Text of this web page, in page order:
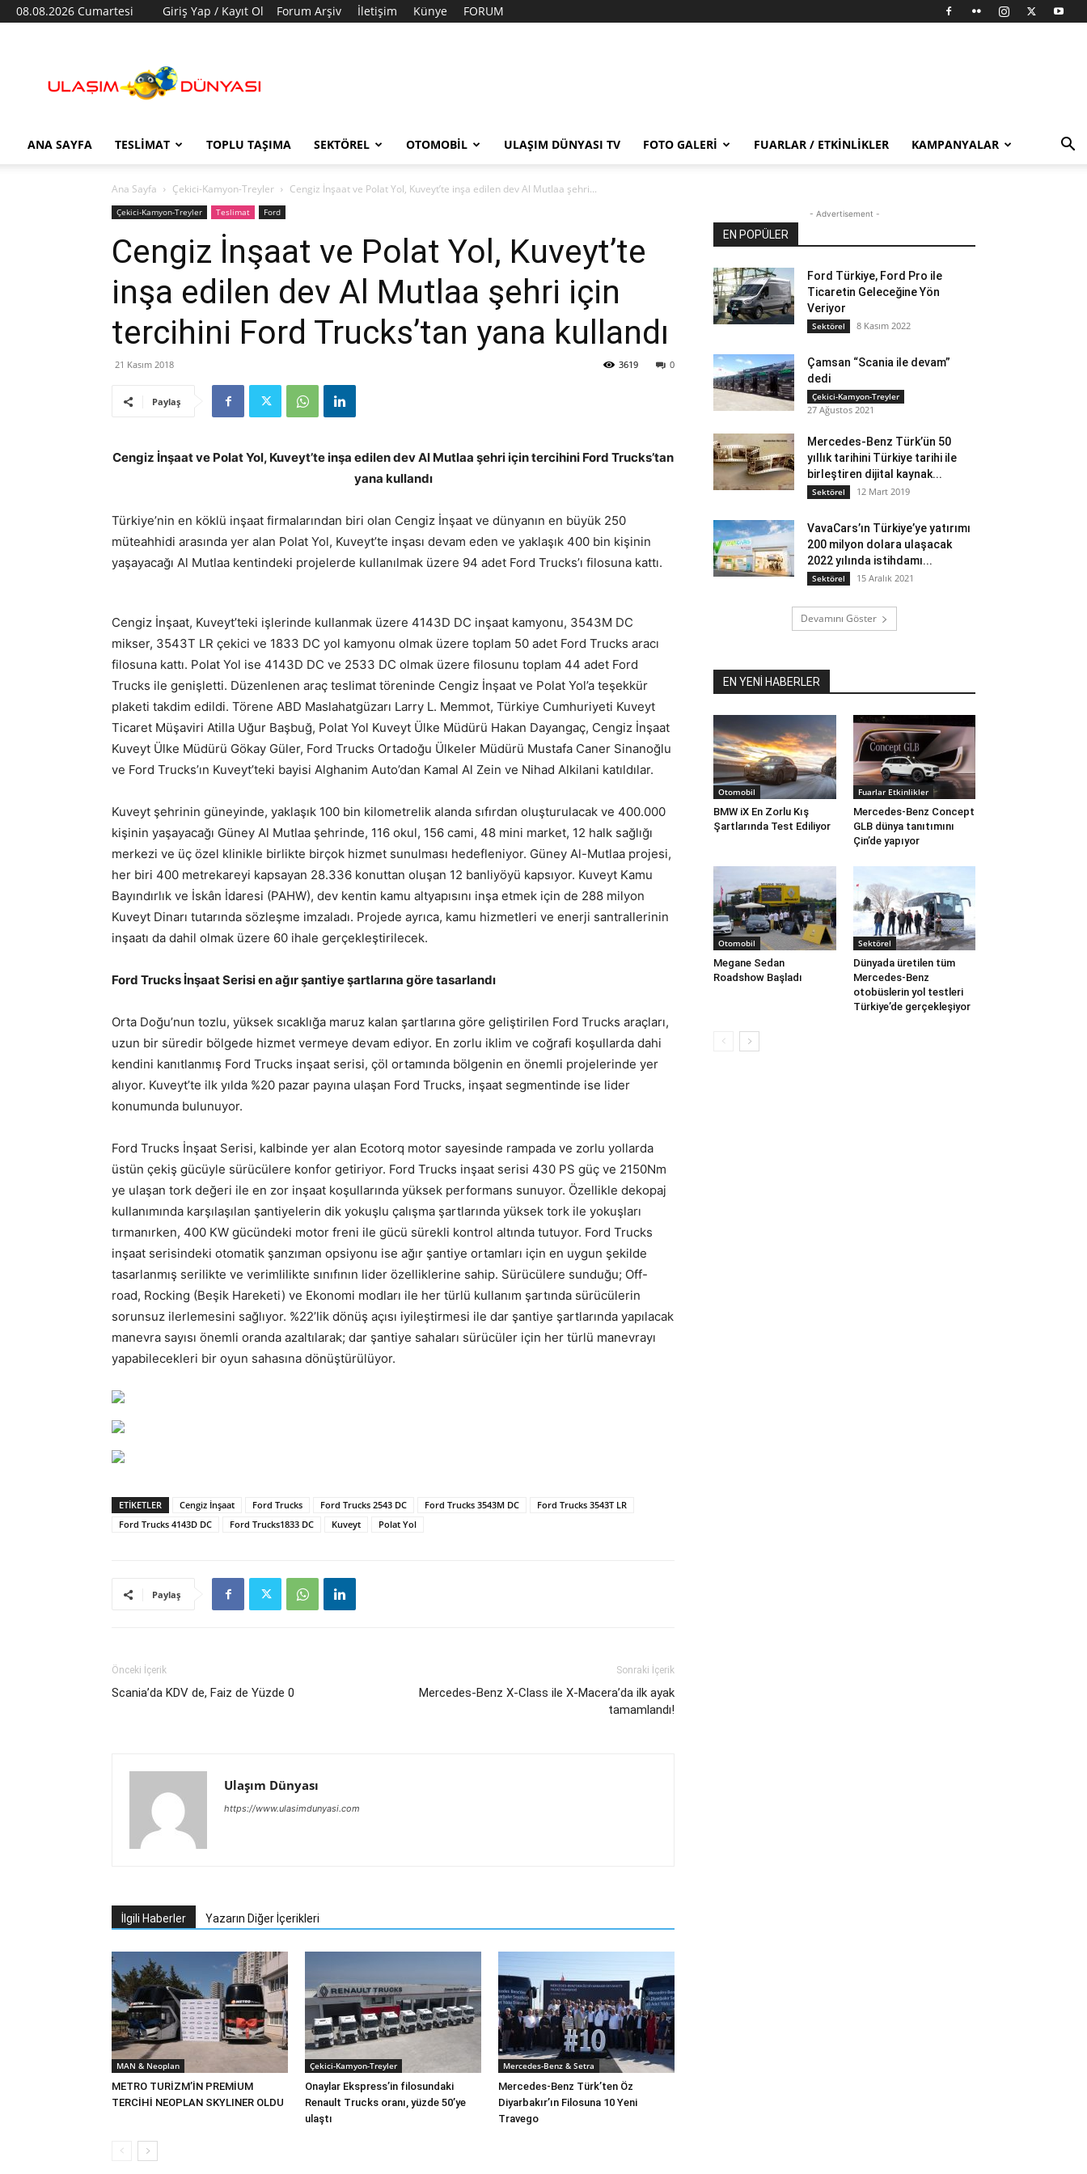
08.08.2026 Cumartesi Giriş Yap / Kayıt Ol Forum Arşiv İletişim Künye FORUM
Dünyası
ANA SAYFA TESLIMAT TOPLU TAŞIMA SEKTÖREL OTOMOBIL ULAŞIM DÜNYASI TV FOTO GALERI FUARLAR / ETKINLIKLER KAMPANYALAR
Ana Sayfa Çekici-Kamyon-Treyler Cengiz İnşaat ve Polat Yol, Kuveyt’te inşa edilen dev Al Mutlaa şehri...
Çekici-Kamyon-Treyler Teslimat Ford
Cengiz İnşaat ve Polat Yol, Kuveyt’te
inşa edilen dev Al Mutlaa şehri için
tercihini Ford Trucks’tan yana kullandı
21 Kasım 2018 0
3619
Paylaş
Cengiz İnşaat ve Polat Yol, Kuveyt’te inşa edilen dev Al Mutlaa şehri için tercihini Ford Trucks’tan
yana kullandı
Türkiye’nin en köklü inşaat firmalarından biri olan Cengiz İnşaat ve dünyanın en büyük 250
müteahhidi arasında yer alan Polat Yol, Kuveyt’te inşası devam eden ve yaklaşık 400 bin kişinin
yaşayacağı Al Mutlaa kentindeki projelerde kullanılmak üzere 94 adet Ford Trucks’ı filosuna kattı.
Cengiz İnşaat, Kuveyt’teki işlerinde kullanmak üzere 4143D DC inşaat kamyonu, 3543M DC
mikser, 3543T LR çekici ve 1833 DC yol kamyonu olmak üzere toplam 50 adet Ford Trucks aracı
filosuna kattı. Polat Yol ise 4143D DC ve 2533 DC olmak üzere filosunu toplam 44 adet Ford
Trucks ile genişletti. Düzenlenen araç teslimat töreninde Cengiz İnşaat ve Polat Yol’a teşekkür
plaketi takdim edildi. Törene ABD Maslahatgüzarı Larry L. Memmot, Türkiye Cumhuriyeti Kuveyt
Ticaret Müşaviri Atilla Uğur Başbuğ, Polat Yol Kuveyt Ülke Müdürü Hakan Dayangaç, Cengiz İnşaat
Kuveyt Ülke Müdürü Gökay Güler, Ford Trucks Ortadoğu Ülkeler Müdürü Mustafa Caner Sinanoğlu
ve Ford Trucks’ın Kuveyt’teki bayisi Alghanim Auto’dan Kamal Al Zein ve Nihad Alkilani katıldılar.
Kuveyt şehrinin güneyinde, yaklaşık 100 bin kilometrelik alanda sıfırdan oluşturulacak ve 400.000
kişinin yaşayacağı Güney Al Mutlaa şehrinde, 116 okul, 156 cami, 48 mini market, 12 halk sağlığı
merkezi ve üç özel klinikle birlikte birçok hizmet sunulması hedefleniyor. Güney Al-Mutlaa projesi,
her biri 400 metrekareyi kapsayan 28.336 konuttan oluşan 12 banliyöyü kapsıyor. Kuveyt Kamu
Bayındırlık ve İskân İdaresi (PAHW), dev kentin kamu altyapısını inşa etmek için de 288 milyon
Kuveyt Dinarı tutarında sözleşme imzaladı. Projede ayrıca, kamu hizmetleri ve enerji santrallerinin
inşaatı da dahil olmak üzere 60 ihale gerçekleştirilecek.
Ford Trucks İnşaat Serisi en ağır şantiye şartlarına göre tasarlandı
Orta Doğu’nun tozlu, yüksek sıcaklığa maruz kalan şartlarına göre geliştirilen Ford Trucks araçları,
uzun bir süredir bölgede hizmet vermeye devam ediyor. En zorlu iklim ve coğrafi koşullarda dahi
kendini kanıtlanmış Ford Trucks inşaat serisi, çöl ortamında bölgenin en önemli projelerinde yer
alıyor. Kuveyt’te ilk yılda %20 pazar payına ulaşan Ford Trucks, inşaat segmentinde ise lider
konumunda bulunuyor.
Ford Trucks İnşaat Serisi, kalbinde yer alan Ecotorq motor sayesinde rampada ve zorlu yollarda
üstün çekiş gücüyle sürücülere konfor getiriyor. Ford Trucks inşaat serisi 430 PS güç ve 2150Nm
ye ulaşan tork değeri ile en zor inşaat koşullarında yüksek performans sunuyor. Özellikle dekopaj
kullanımında karşılaşılan şantiyelerin dik yokuşlu çalışma şartlarında yüksek tork ile yokuşları
tırmanırken, 400 KW gücündeki motor freni ile gücü sürekli kontrol altında tutuyor. Ford Trucks
inşaat serisindeki otomatik şanzıman opsiyonu ise ağır şantiye ortamları için en uygun şekilde
tasarlanmış serilikte ve verimlilikte sınıfının lider özelliklerine sahip. Sürücülere sunduğu; Off-
road, Rocking (Beşik Hareketi) ve Ekonomi modları ile her türlü kullanım şartında sürücülerin
sorunsuz ilerlemesini sağlıyor. %22’lik dönüş açısı iyileştirmesi ile dar şantiye şartlarında yapılacak
manevra sayısı önemli oranda azaltılarak; dar şantiye sahaları sürücüler için her türlü manevrayı
yapabilecekleri bir oyun sahasına dönüştürülüyor.
ETIKETLER Cengiz İnşaat Ford Trucks Ford Trucks 2543 DC Ford Trucks 3543M DC
Ford Trucks 3543T LR
Ford Trucks 4143D DC
Ford Trucks1833 DC Kuveyt Polat Yol
Paylaş
Önceki İçerik
Scania’da KDV de, Faiz de Yüzde 0
Sonraki İçerik
Mercedes-Benz X-Class ile X-Macera’da ilk ayak
tamamlandı!
Ulaşım Dünyası
https://www.ulasimdunyasi.com
İlgili Haberler Yazarın Diğer İçerikleri
MAN & Neoplan
METRO TURİZM’İN PREMİUM
TERCİHİ NEOPLAN SKYLINER OLDU
Çekici-Kamyon-Treyler
Onaylar Ekspress’in filosundaki
Renault Trucks oranı, yüzde 50’ye
ulaştı
Mercedes-Benz & Setra
Mercedes-Benz Türk’ten Öz
Diyarbakır’ın Filosuna 10 Yeni
Travego
- Advertisement -
EN POPÜLER
Ford Türkiye, Ford Pro ile
Ticaretin Geleceğine Yön
Veriyor
Sektörel 8 Kasım 2022
Çamsan “Scania ile devam”
dedi
Çekici-Kamyon-Treyler
27 Ağustos 2021
Mercedes-Benz Türk’ün 50
yıllık tarihini Türkiye tarihi ile
birleştiren dijital kaynak...
Sektörel 12 Mart 2019
VavaCars’ın Türkiye’ye yatırımı
200 milyon dolara ulaşacak
2022 yılında istihdamı...
Sektörel 15 Aralık 2021
Devamını Göster
EN YENİ HABERLER
Otomobil
BMW iX En Zorlu Kış
Şartlarında Test Ediliyor
Fuarlar Etkinlikler
Mercedes-Benz Concept
GLB dünya tanıtımını
Çin’de yapıyor
Otomobil
Megane Sedan
Roadshow Başladı
Sektörel
Dünyada üretilen tüm
Mercedes-Benz
otobüslerin yol testleri
Türkiye’de gerçekleşiyor